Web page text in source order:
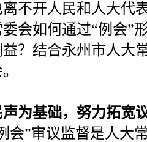
不开人民和人大代
会如何通过“例会”
？结合永州市人大
为基础，努力拓宽
”审议监督是人大